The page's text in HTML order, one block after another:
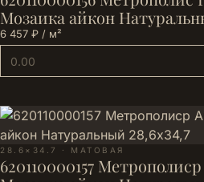
Мозаика айкон
6 457 ₽ / м²
28.6×34.7 · МАТОВАЯ
620110000157